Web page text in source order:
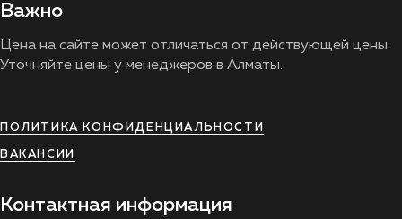
Важно
Цена на сайте может отличаться от действующей цены.
Уточняйте цены у менеджеров в Алматы.
ПОЛИТИКА КОНФИДЕНЦИАЛЬНОСТИ
ВАКАНСИИ
Контактная информация